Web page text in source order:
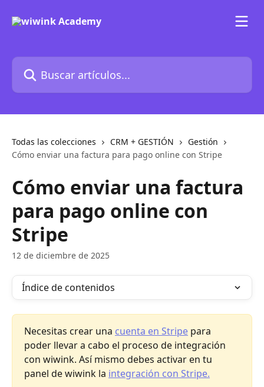
Buscar artículos...
Todas las colecciones CRM + GESTIÓN
Gestión
Cómo enviar una factura para pago online con Stripe
Cómo enviar una factura
para pago online con
Stripe
12 de diciembre de 2025
Índice de contenidos
Necesitas crear una cuenta en Stripe para
poder llevar a cabo el proceso de integración
con wiwink. Así mismo debes activar en tu
panel de wiwink la integración con Stripe.